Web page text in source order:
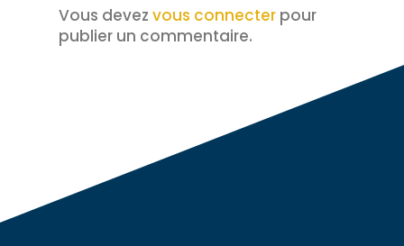
Vous devez vous connecterpour
publier un commentaire.